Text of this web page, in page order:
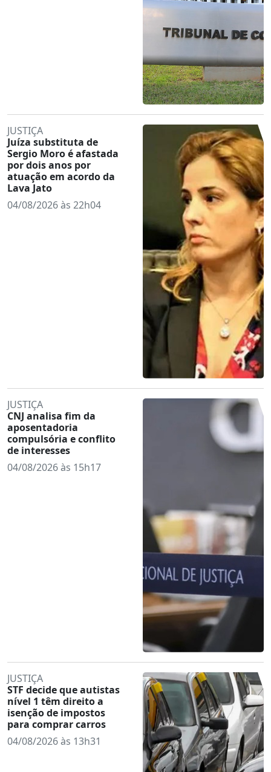
JUSTIÇA
Juíza substituta de
Sergio Moro é afastada
por dois anos por
atuação em acordo da
Lava Jato
04/08/2026 às 22h04
JUSTIÇA
CNJ analisa fim da
aposentadoria
compulsória e conflito
de interesses
04/08/2026 às 15h17
JUSTIÇA
STF decide que autistas
nível 1 têm direito a
isenção de impostos
para comprar carros
04/08/2026 às 13h31